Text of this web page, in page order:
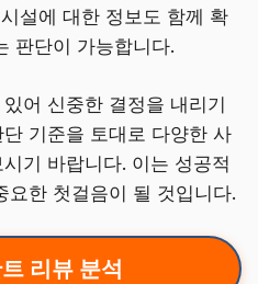
설에 대한 정보도 함께 확
판단이 가능합니다.
어 신중한 결정을 내리기
기준을 토대로 다양한 사
기 바랍니다. 이는 성공적
요한 첫걸음이 될 것입니다.
리뷰 분석